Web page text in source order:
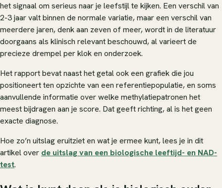
het signaal om serieus naar je leefstijl te kijken. Een verschil van
2-3 jaar valt binnen de normale variatie, maar een verschil van
meerdere jaren, denk aan zeven of meer, wordt in de literatuur
doorgaans als klinisch relevant beschouwd, al varieert de
precieze drempel per klok en onderzoek.
Het rapport bevat naast het getal ook een grafiek die jou
positioneert ten opzichte van een referentiepopulatie, en soms
aanvullende informatie over welke methylatiepatronen het
meest bijdragen aan je score. Dat geeft richting, al is het geen
exacte diagnose.
Hoe zo’n uitslag eruitziet en wat je ermee kunt, lees je in dit
artikel over de uitslag van een biologische leeftijd- en NAD-
test.